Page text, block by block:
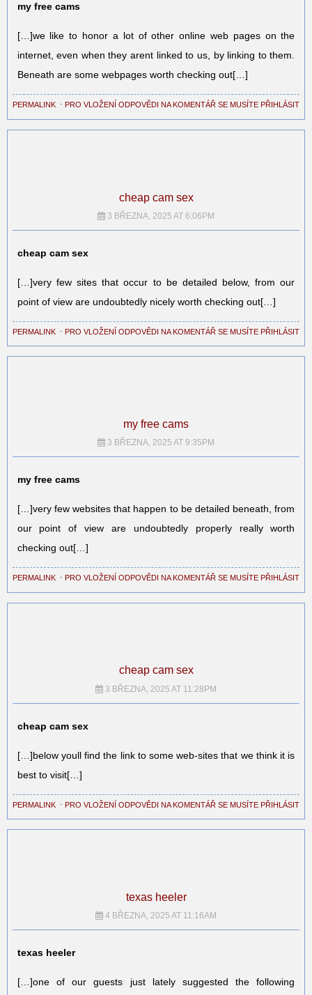
my free cams
[…]we like to honor a lot of other online web pages on the
internet, even when they arent linked to us, by linking to them.
Beneath are some webpages worth checking out[…]
PERMALINK ⋅ PRO VLOŽENÍ ODPOVĚDI NA KOMENTÁŘ SE MUSÍTE PŘIHLÁSIT
cheap cam sex
3 BŘEZNA, 2025 AT 6:06PM
cheap cam sex
[…]very few sites that occur to be detailed below, from our
point of view are undoubtedly nicely worth checking out[…]
PERMALINK ⋅ PRO VLOŽENÍ ODPOVĚDI NA KOMENTÁŘ SE MUSÍTE PŘIHLÁSIT
my free cams
3 BŘEZNA, 2025 AT 9:35PM
my free cams
[…]very few websites that happen to be detailed beneath, from
our point of view are undoubtedly properly really worth
checking out[…]
PERMALINK ⋅ PRO VLOŽENÍ ODPOVĚDI NA KOMENTÁŘ SE MUSÍTE PŘIHLÁSIT
cheap cam sex
3 BŘEZNA, 2025 AT 11:28PM
cheap cam sex
[…]below youll find the link to some web-sites that we think it is
best to visit[…]
PERMALINK ⋅ PRO VLOŽENÍ ODPOVĚDI NA KOMENTÁŘ SE MUSÍTE PŘIHLÁSIT
texas heeler
4 BŘEZNA, 2025 AT 11:16AM
texas heeler
[…]one of our guests just lately suggested the following